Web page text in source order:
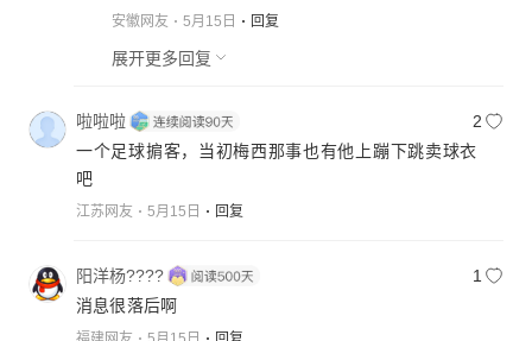
安徽网友 5月15日 回复
展开更多回复
啦啦啦
2
一个足球掮客，当初梅西那事也有他上蹦下跳卖球衣
吧
江苏网友 5月15日 回复
阳洋杨????
1
消息很落后啊